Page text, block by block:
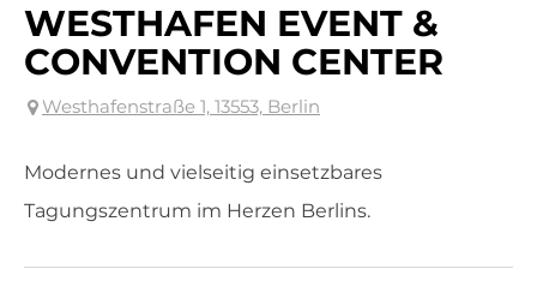
WESTHAFEN EVENT &
CONVENTION CENTER
Westhafenstraße 1, 13553, Berlin
Modernes und vielseitig einsetzbares
Tagungszentrum im Herzen Berlins.